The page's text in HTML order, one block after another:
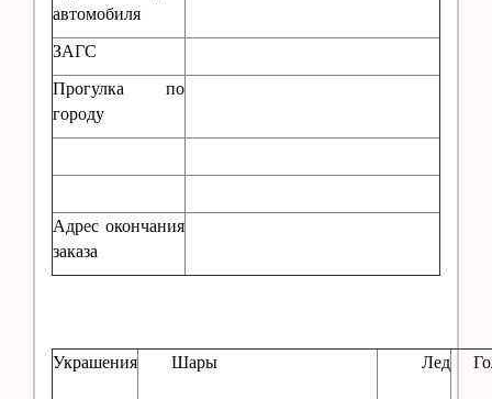
автомобиля
ЗАГС
Прогулка по
городу
Адрес окончания
заказа
Украшения Шары Лед